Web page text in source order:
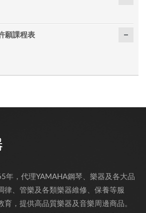
願課程表
年，代理YAMAHA鋼琴、樂器及各大品
律、管樂及各類樂器維修、保養等服
育，提供高品質樂器及音樂周邊商品。